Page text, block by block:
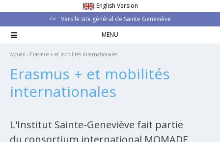
English Version
Vers le site général de Sainte Geneviève

Accueil › Erasmus + et mobilités internationales
Erasmus + et mobilités
internationales
L'Institut Sainte-Geneviève fait partie
du consortium international MOMADE